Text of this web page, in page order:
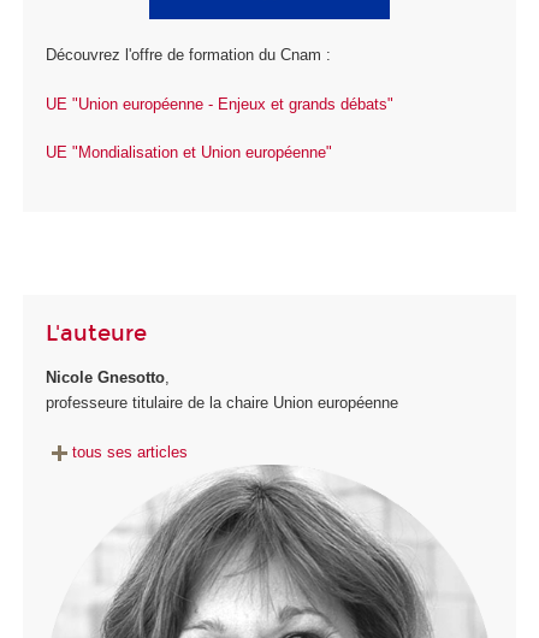
Découvrez l'offre de formation du Cnam :
UE "Union européenne - Enjeux et grands débats"
UE "Mondialisation et Union européenne"
L'auteure
Nicole Gnesotto,
professeure titulaire de la chaire Union européenne
tous ses articles